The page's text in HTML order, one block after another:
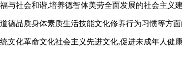
社会和谐,培养德智体美劳全面发展的社会主义
品质身体素质生活技能文化修养行为习惯等方面
化革命文化社会主义先进文化,促进未成年人健康